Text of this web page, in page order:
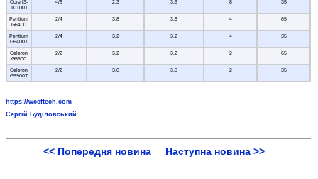
Core i3-
10100T
4/8 2,3 3,6 8 35
Pentium
G6400
2/4 3,8 3,8 4 65
Pentium
G6400T
2/4 3,2 3,2 4 35
Celeron
G5900
2/2 3,2 3,2 2 65
Celeron
G5900T
2/2 3,0 3,0 2 35
https://wccftech.com
Сергій Буділовський
<< Попередня новина Наступна новина >>